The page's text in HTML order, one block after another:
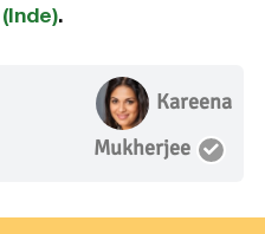
.
Kareena
Mukherjee